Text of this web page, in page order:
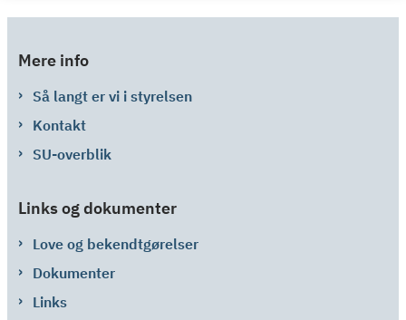
Mere info
Så langt er vi i styrelsen
Kontakt
SU-overblik
Links og dokumenter
Love og bekendtgørelser
Dokumenter
Links